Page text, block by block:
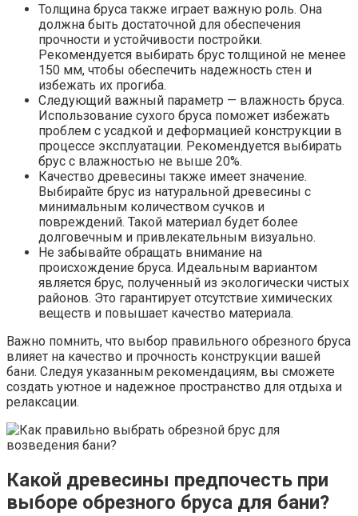
Толщина бруса также играет важную роль. Она
должна быть достаточной для обеспечения
прочности и устойчивости постройки.
Рекомендуется выбирать брус толщиной не менее
150 мм, чтобы обеспечить надежность стен и
избежать их прогиба.
Следующий важный параметр — влажность бруса.
Использование сухого бруса поможет избежать
проблем с усадкой и деформацией конструкции в
процессе эксплуатации. Рекомендуется выбирать
брус с влажностью не выше 20%.
Качество древесины также имеет значение.
Выбирайте брус из натуральной древесины с
минимальным количеством сучков и
повреждений. Такой материал будет более
долговечным и привлекательным визуально.
Не забывайте обращать внимание на
происхождение бруса. Идеальным вариантом
является брус, полученный из экологически чистых
районов. Это гарантирует отсутствие химических
веществ и повышает качество материала.
Важно помнить, что выбор правильного обрезного бруса
влияет на качество и прочность конструкции вашей
бани. Следуя указанным рекомендациям, вы сможете
создать уютное и надежное пространство для отдыха и
релаксации.
Какой древесины предпочесть при
выборе обрезного бруса для бани?